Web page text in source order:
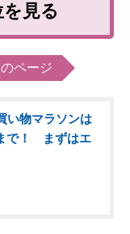
見る
ページ
い物マラソンは
で！ まずはエ